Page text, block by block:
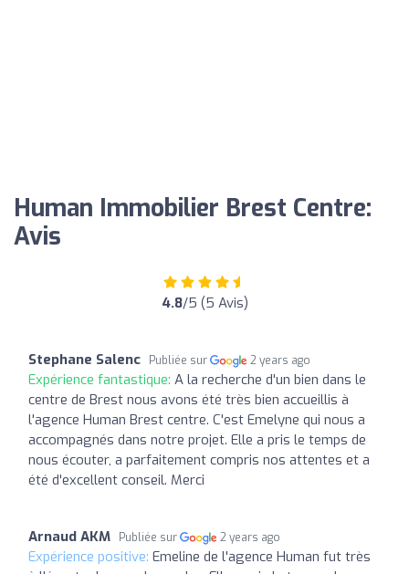
Human Immobilier Brest Centre:
Avis
4.8/5 (5 Avis)
Stephane Salenc Publiée sur 2 years ago
Expérience fantastique: A la recherche d'un bien dans le
centre de Brest nous avons été très bien accueillis à
l'agence Human Brest centre. C'est Emelyne qui nous a
accompagnés dans notre projet. Elle a pris le temps de
nous écouter, a parfaitement compris nos attentes et a
été d'excellent conseil. Merci
Arnaud AKM Publiée sur 2 years ago
Expérience positive: Emeline de l'agence Human fut très